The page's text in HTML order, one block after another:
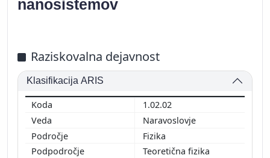
nanosistemov
Raziskovalna dejavnost
Klasifikacija ARIS
1.02.02
Naravoslovje
Fizika
Teoretična fizika